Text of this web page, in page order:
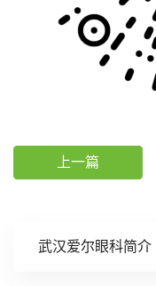
武汉爱尔眼科简介
上一篇